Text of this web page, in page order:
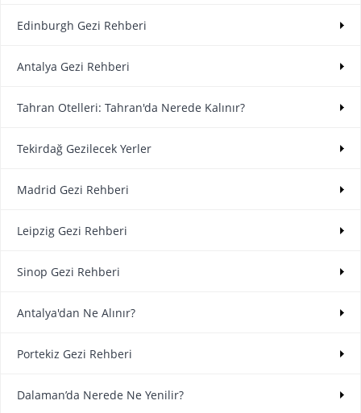
Edinburgh Gezi Rehberi
Antalya Gezi Rehberi
Tahran Otelleri: Tahran'da Nerede Kalınır?
Tekirdağ Gezilecek Yerler
Madrid Gezi Rehberi
Leipzig Gezi Rehberi
Sinop Gezi Rehberi
Antalya'dan Ne Alınır?
Portekiz Gezi Rehberi
Dalaman’da Nerede Ne Yenilir?